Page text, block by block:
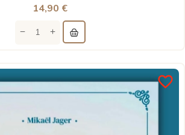
14,90 €
favorite_border